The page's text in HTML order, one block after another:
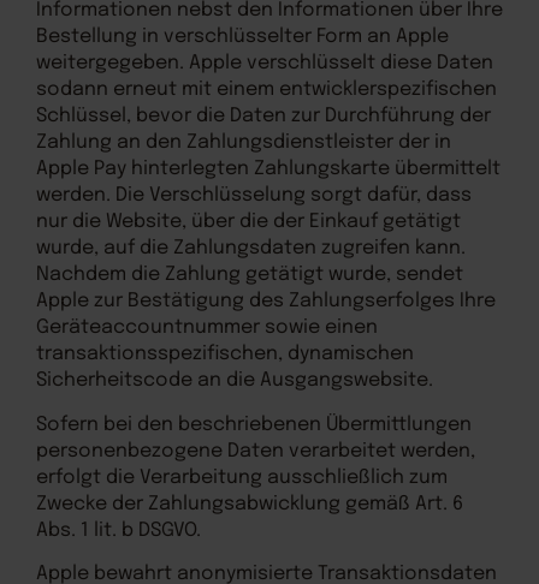
Informationen nebst den Informationen über Ihre
Bestellung in verschlüsselter Form an Apple
weitergegeben. Apple verschlüsselt diese Daten
sodann erneut mit einem entwicklerspezifischen
Schlüssel, bevor die Daten zur Durchführung der
Zahlung an den Zahlungsdienstleister der in
Apple Pay hinterlegten Zahlungskarte übermittelt
werden. Die Verschlüsselung sorgt dafür, dass
nur die Website, über die der Einkauf getätigt
wurde, auf die Zahlungsdaten zugreifen kann.
Nachdem die Zahlung getätigt wurde, sendet
Apple zur Bestätigung des Zahlungserfolges Ihre
Geräteaccountnummer sowie einen
transaktionsspezifischen, dynamischen
Sicherheitscode an die Ausgangswebsite.
Sofern bei den beschriebenen Übermittlungen
personenbezogene Daten verarbeitet werden,
erfolgt die Verarbeitung ausschließlich zum
Zwecke der Zahlungsabwicklung gemäß Art. 6
Abs. 1 lit. b DSGVO.
Apple bewahrt anonymisierte Transaktionsdaten